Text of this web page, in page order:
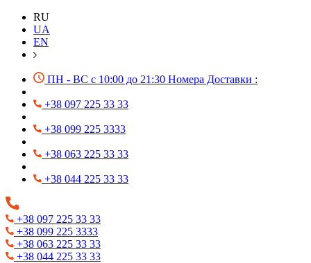
RU
UA
EN
ПН - ВС с 10:00 до 21:30 Номера Доставки :
+38 097 225 33 33
+38 099 225 3333
+38 063 225 33 33
+38 044 225 33 33
+38 097 225 33 33
+38 099 225 3333
+38 063 225 33 33
+38 044 225 33 33